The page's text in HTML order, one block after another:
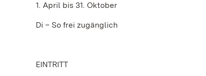
1. April bis 31. Oktober
Di – So frei zugänglich
EINTRITT